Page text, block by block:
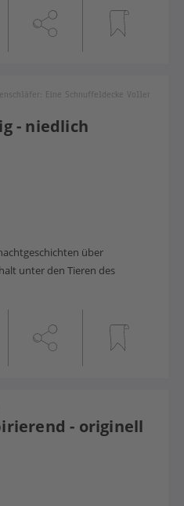
- niedlich
Eine Schnuffeldecke Voller
über
unter den Tieren des
- originell